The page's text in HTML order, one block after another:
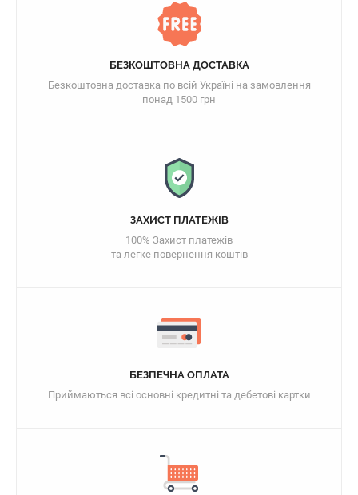
БЕЗКОШТОВНА ДОСТАВКА
Безкоштовна доставка по всій Україні на замовлення
понад 1500 грн
ЗАХИСТ ПЛАТЕЖІВ
100% Захист платежів
та легке повернення коштів
БЕЗПЕЧНА ОПЛАТА
Приймаються всі основні кредитні та дебетові картки